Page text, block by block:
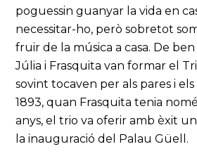
poguessin guanyar la vida en
necessitar-ho, però sobretot
fruir de la música a casa. De
Júlia i Frasquita van formar el
sovint tocaven per als pares i els
1893, quan Frasquita tenia
anys, el trio va oferir amb èxit
la inauguració del Palau Güell.